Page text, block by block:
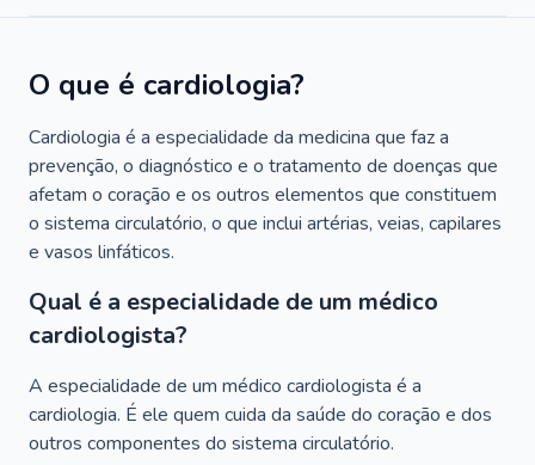
O que é cardiologia?
Cardiologia é a especialidade da medicina que faz a
prevenção, o diagnóstico e o tratamento de doenças que
afetam o coração e os outros elementos que constituem
o sistema circulatório, o que inclui artérias, veias, capilares
e vasos linfáticos.
Qual é a especialidade de um médico
cardiologista?
A especialidade de um médico cardiologista é a
cardiologia. É ele quem cuida da saúde do coração e dos
outros componentes do sistema circulatório.